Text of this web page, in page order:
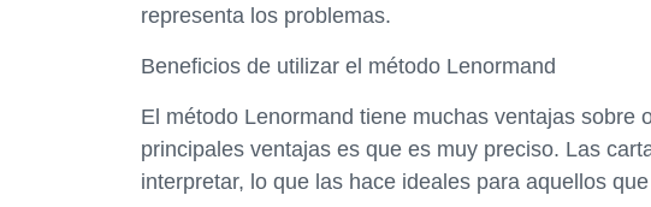
representa los problemas.
Beneficios de utilizar el método Lenormand
El método Lenormand tiene muchas ventajas sobre
principales ventajas es que es muy preciso. Las
interpretar, lo que las hace ideales para aquellos